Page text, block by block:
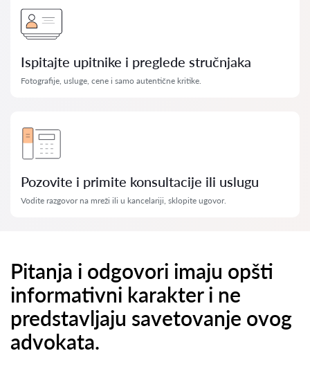
Ispitajte upitnike i preglede stručnjaka
Fotografije, usluge, cene i samo autentične kritike.
Pozovite i primite konsultacije ili uslugu
Vodite razgovor na mreži ili u kancelariji, sklopite ugovor.
Pitanja i odgovori imaju opšti
informativni karakter i ne
predstavljaju savetovanje ovog
advokata.